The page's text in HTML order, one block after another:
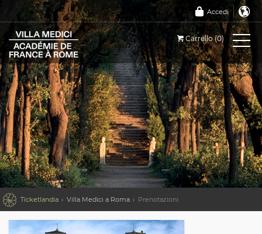
Accedi
Carrello (0)
 Ticketlandia Villa Medici a Roma Prenotazioni